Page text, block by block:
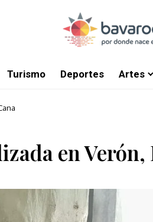
Turismo Deportes Artes
en Verón,